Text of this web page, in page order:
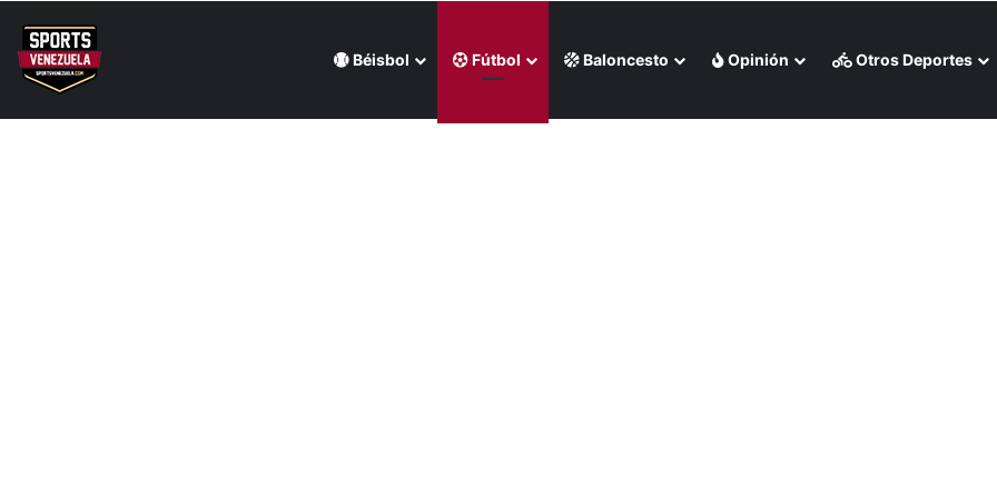
Béisbol Fútbol Baloncesto Opinión Otros Deportes
Última hora